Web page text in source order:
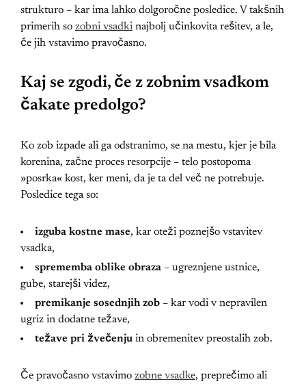
strukturo – kar ima lahko dolgoročne posledice. V takšnih
primerih so zobni vsadki najbolj učinkovita rešitev, a le,
če jih vstavimo pravočasno.
Kaj se zgodi, če z zobnim vsadkom
čakate predolgo?
Ko zob izpade ali ga odstranimo, se na mestu, kjer je bila
korenina, začne proces resorpcije – telo postopoma
»posrka« kost, ker meni, da je ta del več ne potrebuje.
Posledice tega so:
izguba kostne mase, kar oteži poznejšo vstavitev
vsadka,
sprememba oblike obraza – ugreznjene ustnice,
gube, starejši videz,
premikanje sosednjih zob – kar vodi v nepravilen
ugriz in dodatne težave,
težave pri žvečenju in obremenitev preostalih zob.
Če pravočasno vstavimo zobne vsadke, preprečimo ali